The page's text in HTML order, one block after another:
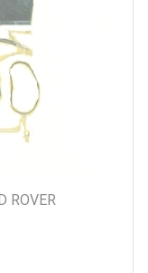
ROVER